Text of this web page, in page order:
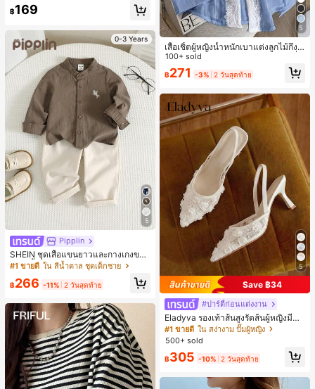
#2 ขายดี
ใน สีกากี เสื้อสตรี เสื้อเบลาส์ & Tee
฿169
0-3 Years
5
Pipplin
SHEIN ชุดเสื้อแขนยาวและกางเกงขาย
าว 2 ชิ้น สำหรับเด็กทารกชาย/หญิง ยูนิ
เซ็กซ์ สไตล์วินเทจ ลำลอง ฤดูใบไม้ร่วง/
ฤดูหนาว ชุดเสื้อผ้าเด็กทารกชาย นุ่มนิ่
#1 ขายดี ใน สีน้ำตาล ชุดเด็กชาย
฿266 -11% 2 วันสุดท้าย
5
เสื้อเชิ้ตผู้หญิงน้ำหนักเบาแต่งลูกไม้กึ่งโ
ปร่งใสแบบเลเยอร์ รุ่นดีไซน์เนอร์แฟชั่น
เหมาะสำหรับฤดูใบไม้ผลิ ฤดูร้อน และฤ
ดูใบไม้ร่วง ซักด้วยเครื่องซักผ้าได้ สไต
100+ sold
฿271 -3% 2 วันสุดท้าย
5
Save ฿34
#ปาร์ตี้ก่อนแต่งงาน
Eladyva รองเท้าส้นสูงรัดส้นผู้หญิงมีดอ
กไม้ประดับตาข่ายเสริมและสามารถสว
มได้สองแบบ ส้นสูง 7 ซม. รูปแบบโรมัน
#1 ขายดี ใน สง่างาม ปั๊มผู้หญิง
500+ sold
฿305 -10% 2 วันสุดท้าย